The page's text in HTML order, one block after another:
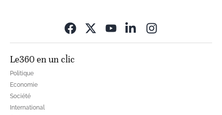
Le360 en un clic
Politique
Economie
Société
International